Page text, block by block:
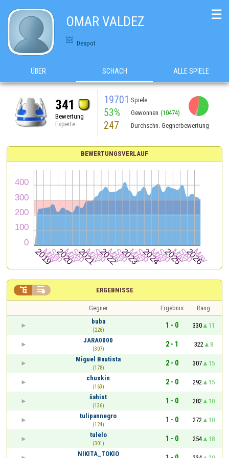
OMAR VALDEZ
Despot
☰
ÜBER SCHACH ALLE SPIELE
341
Bewertung
Experte
19701 Spiele
53% Gewonnen (10474)
247 Durchschn. Gegnerbewertung
BEWERTUNGSVERLAUF
ERGEBNISSE
 
Gegner Ergebnis
Rang
buba
(228)
1 - 0 330
11
JARA0000
(307)
2 - 1 322
8
Miguel Bautista
(178)
2 - 0 307
15
chuskin
(163)
2 - 0 292
15
šahist
(136)
1 - 0 282
10
tulipannegro
(124)
1 - 0 272
10
tulelo
(301)
1 - 0 254
18
NIKITA_TOKIO